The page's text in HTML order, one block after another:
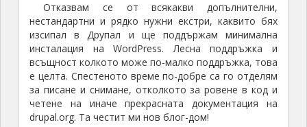
Отказвам се от всякакви допълнителни,
нестандартни и рядко нужни екстри, каквито бях
изсипал в Друпал и ще поддържам минимална
инсталация на WordPress. Лесна поддръжка и
всъщност колкото може по-малко поддръжка, това
е целта. Спестеното време по-добре са го отделям
за писане и снимане, отколкото за ровене в код и
четене на иначе прекрасната документация на
drupal.org. Та честит ми нов блог-дом!